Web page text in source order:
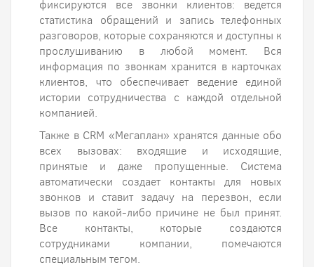
фиксируются все звонки клиентов: ведется
статистика обращений и запись телефонных
разговоров, которые сохраняются и доступны к
прослушиванию в любой момент. Вся
информация по звонкам хранится в карточках
клиентов, что обеспечивает ведение единой
истории сотрудничества с каждой отдельной
компанией.
Также в CRM «Мегаплан» хранятся данные обо
всех вызовах: входящие и исходящие,
принятые и даже пропущенные. Система
автоматически создает контакты для новых
звонков и ставит задачу на перезвон, если
вызов по какой-либо причине не был принят.
Все контакты, которые создаются
сотрудниками компании, помечаются
специальным тегом.